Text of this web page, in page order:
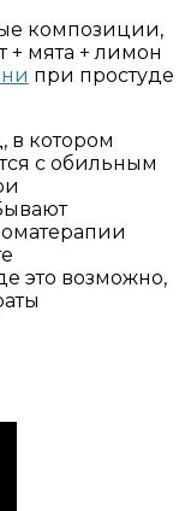
композиции,
+ мята + лимон
при простуде
в котором
с обильным
это возможно,